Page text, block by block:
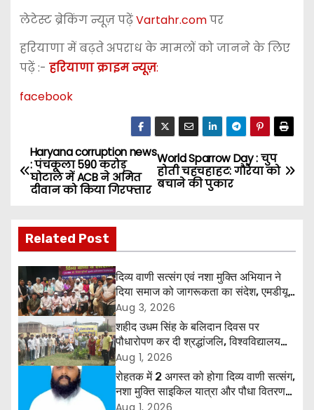
लेटेस्ट ब्रेकिंग न्यूज़ पढ़ेंVartahr.comपर
हरियाणा में बढ़ते अपराध के मामलों को जानने के लिए
पढ़ें :- हरियाणा क्राइम न्यूज़:
facebook
P
o
t
n
a
v
i
g
World Sparrow Day : चुप
होती चहचहाहट: गौरैया को
बचाने की पुकार
Haryana corruption news
: पंचकूला 590 करोड़
घोटाले में ACB ने अमित
दीवान को किया गिरफ्तार
Related Post
दिव्य वाणी सत्संग एवं नशा मुक्ति अभियान ने
दिया समाज को जागरूकता का संदेश, एमडीयू
रोहतक में हजारों लोगों ने लिया संकल्प
Aug 3, 2026
शहीद उधम सिंह के बलिदान दिवस पर
पौधारोपण कर दी श्रद्धांजलि, विश्वविद्यालय
और राजपत्रित अवकाश बहाल करने की उठी
मांग
Aug 1, 2026
रोहतक में 2 अगस्त को होगा दिव्य वाणी सत्संग,
नशा मुक्ति साइकिल यात्रा और पौधा वितरण
कार्यक्रम
Aug 1, 2026